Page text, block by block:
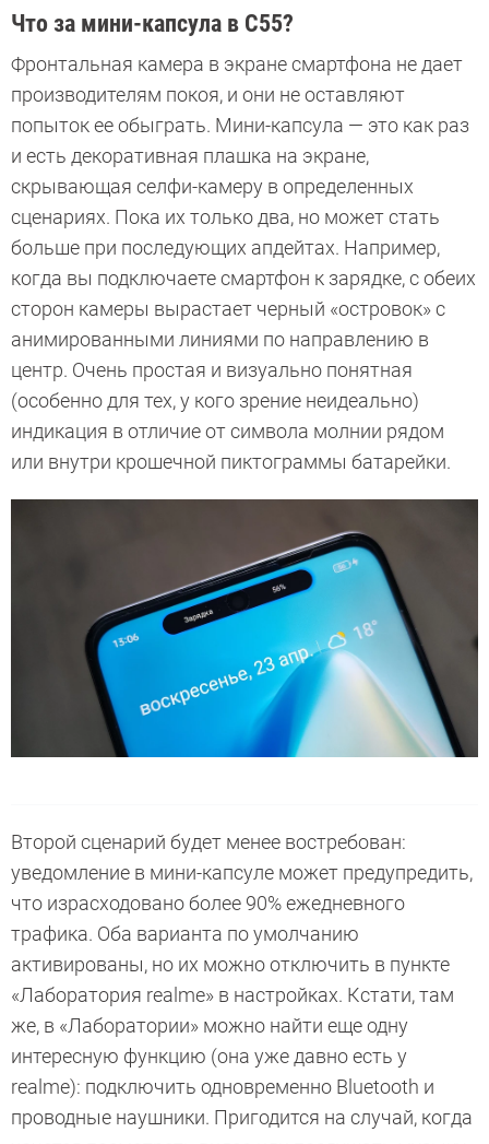
Что за мини-капсула в С55?
Фронтальная камера в экране смартфона не дает
производителям покоя, и они не оставляют
попыток ее обыграть. Мини-капсула — это как раз
и есть декоративная плашка на экране,
скрывающая селфи-камеру в определенных
сценариях. Пока их только два, но может стать
больше при последующих апдейтах. Например,
когда вы подключаете смартфон к зарядке, с обеих
сторон камеры вырастает черный «островок» с
анимированными линиями по направлению в
центр. Очень простая и визуально понятная
(особенно для тех, у кого зрение неидеально)
индикация в отличие от символа молнии рядом
или внутри крошечной пиктограммы батарейки.
Второй сценарий будет менее востребован:
уведомление в мини-капсуле может предупредить,
что израсходовано более 90% ежедневного
трафика. Оба варианта по умолчанию
активированы, но их можно отключить в пункте
«Лаборатория realme» в настройках. Кстати, там
же, в «Лаборатории» можно найти еще одну
интересную функцию (она уже давно есть у
realme): подключить одновременно Bluetooth и
проводные наушники. Пригодится на случай, когда